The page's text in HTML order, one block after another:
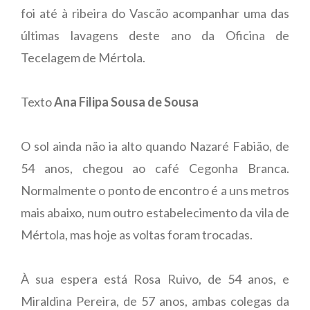
foi até à ribeira do Vascão acompanhar uma das
últimas lavagens deste ano da Oficina de
Tecelagem de Mértola.
TextoAna Filipa Sousa de Sousa
O sol ainda não ia alto quando Nazaré Fabião, de
54 anos, chegou ao café Cegonha Branca.
Normalmente o ponto de encontro é a uns metros
mais abaixo, num outro estabelecimento da vila de
Mértola, mas hoje as voltas foram trocadas.
À sua espera está Rosa Ruivo, de 54 anos, e
Miraldina Pereira, de 57 anos, ambas colegas da